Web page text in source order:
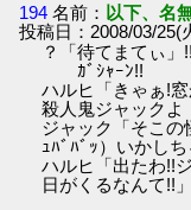
194 名前： 以下、名
投稿日：2008/03/25(
？「待てまてぃ」!!
ｶﾞｼｬｰﾝ!!
ハルヒ「きゃぁ!
殺人鬼ジャックよ
ジャック「そこの
ｭﾊﾞﾊﾞｯ）いかしち
ハルヒ「出たわ!!
日がくるなんて!!」